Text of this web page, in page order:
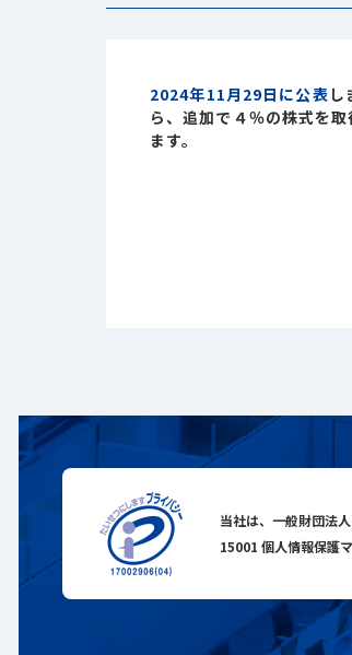
2024年11月29日に公表
ら、追加で４％の株式を
ます。
当社は、一般財団法
15001 個人情報保護